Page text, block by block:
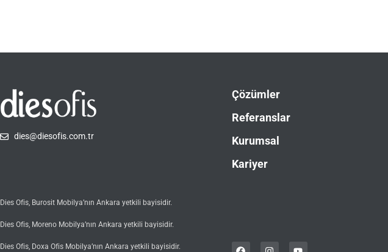
dies@diesofis.com.tr
Dies Ofis, Burosit Mobilya’nın Ankara yetkili bayisidir.
Dies Ofis, Moreno Mobilya’nın Ankara yetkili bayisidir.
Dies Ofis, Doxa Ofis Mobilya’nın Ankara yetkili bayisidir.
Çözümler
Referanslar
Kurumsal
Kariyer